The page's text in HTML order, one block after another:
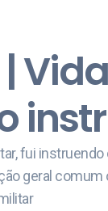
|
fui
geral comum